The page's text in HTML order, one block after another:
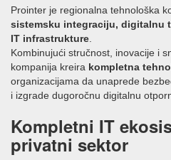
Prointer je regionalna tehnološka
sistemsku integraciju, digitalnu
IT infrastrukture.
Kombinujući stručnost, inovacije i
kompanija kreira kompletna
organizacijama da unaprede
i izgrade dugoročnu digitalnu
Kompletni IT
privatni sektor